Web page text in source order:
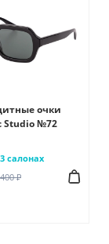
очки
Studio №72
3 салонах
₽